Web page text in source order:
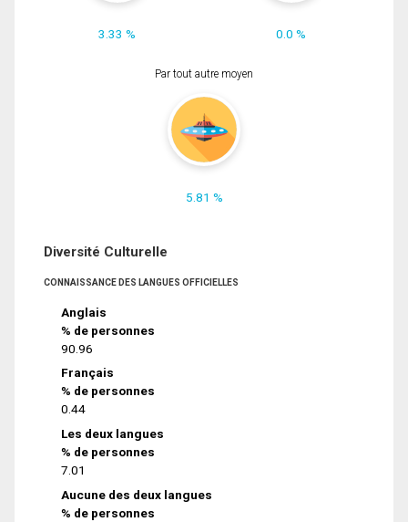
3.33 % 0.0 %
Par tout autre moyen
5.81 %
Diversité Culturelle
CONNAISSANCE DES LANGUES OFFICIELLES
Anglais
% de personnes
90.96
Français
% de personnes
0.44
Les deux langues
% de personnes
7.01
Aucune des deux langues
% de personnes